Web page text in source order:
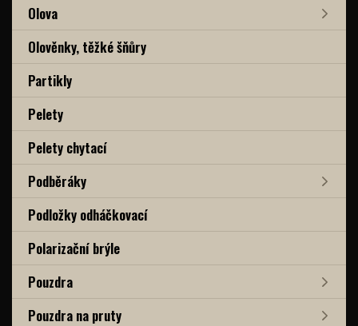
Olova
Olověnky, těžké šňůry
Partikly
Pelety
Pelety chytací
Podběráky
Podložky odháčkovací
Polarizační brýle
Pouzdra
Pouzdra na pruty